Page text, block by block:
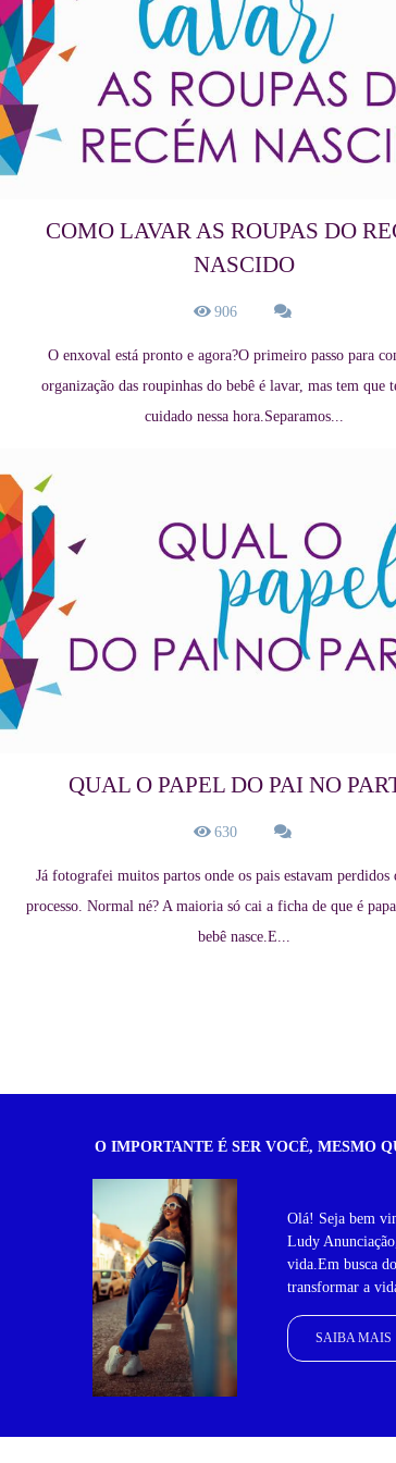
COMO LAVAR AS ROUPAS DO
NASCIDO
906
O enxoval está pronto e agora?O primeiro passo para
organização das roupinhas do bebê é lavar, mas tem que
cuidado nessa hora.Separamos...
QUAL O PAPEL DO PAI NO
630
Já fotografei muitos partos onde os pais estavam perdidos
processo. Normal né? A maioria só cai a ficha de que é
bebê nasce.E...
O IMPORTANTE É SER VOCÊ, MESMO
Olá! Seja bem
Ludy
vida.Em busca
transformar a
SAIBA MAIS